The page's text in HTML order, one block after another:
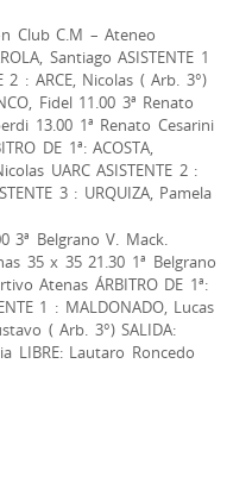
Club C.M – Ateneo
Santiago ASISTENTE 1
2 : ARCE, Nicolas ( Arb. 3°)
Fidel 11.00 3ª Renato
13.00 1ª Renato Cesarini
DE 1ª: ACOSTA,
UARC ASISTENTE 2 :
3 : URQUIZA, Pamela
3ª Belgrano V. Mack.
35 x 35 21.30 1ª Belgrano
Atenas ÁRBITRO DE 1ª:
1 : MALDONADO, Lucas
( Arb. 3°) SALIDA:
LIBRE: Lautaro Roncedo